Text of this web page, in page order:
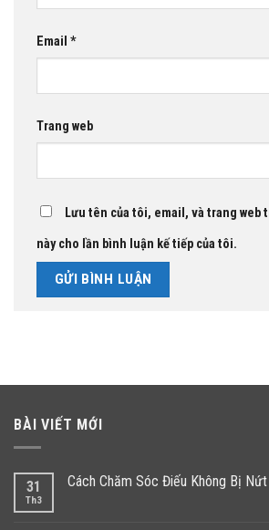
Email *
Trang web
Lưu tên của tôi, email, và trang web
này cho lần bình luận kế tiếp của tôi.
BÀI VIẾT MỚI
31
Th3
Cách Chăm Sóc Điếu Không Bị Nứt